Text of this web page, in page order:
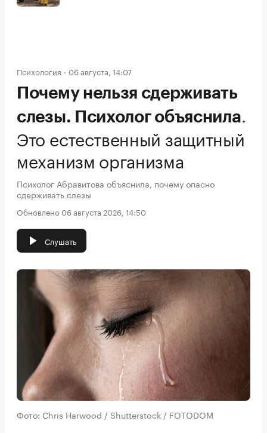
Психология 06 августа, 14:07
Почему нельзя сдерживать
слезы. Психолог объяснила.
Это естественный защитный
механизм организма
Психолог Абравитова объяснила, почему опасно
сдерживать слезы
Обновлено 06 августа 2026, 14:50
Слушать
Фото: Chris Harwood / Shutterstock / FOTODOM